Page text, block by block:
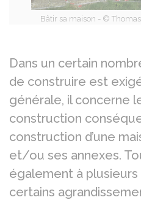
Bâtir sa maison - ©
Dans un certain
de construire est
générale, il concerne
construction
construction d’une
et/ou ses annexes.
également à
certains